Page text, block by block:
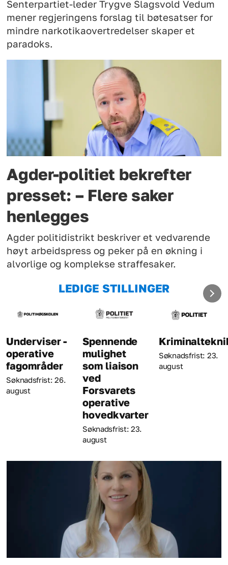
Senterpartiet-leder Trygve Slagsvold Vedum
mener regjeringens forslag til bøtesatser for
mindre narkotikaovertredelser skaper et
paradoks.
Agder-politiet bekrefter
presset: – Flere saker
henlegges
Agder politidistrikt beskriver et vedvarende
høyt arbeidspress og peker på en økning i
alvorlige og komplekse straffesaker.
LEDIGE STILLINGER
-
26.
Spennende
mulighet
som liaison
ved
Forsvarets
operative
hovedkvarter
Søknadsfrist: 23.
Kriminaltekniker
Søknadsfrist: 23.
august